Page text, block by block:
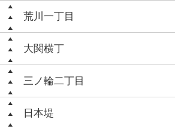
荒川一丁目
大関横丁
三ノ輪二丁目
日本堤